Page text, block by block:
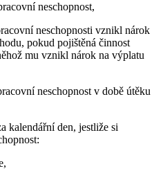
neschopnost,
neschopnosti vznikl nárok
pokud pojištěná činnost
mu vznikl nárok na výplatu
neschopnost v době útěku
kalendářní den, jestliže si